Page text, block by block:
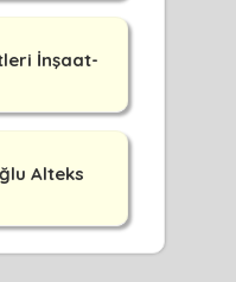
İnşaat-
Alteks